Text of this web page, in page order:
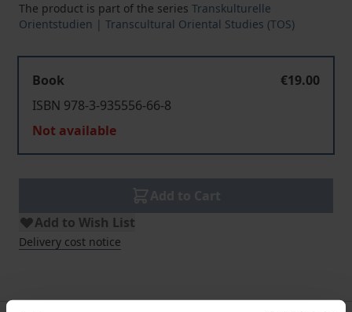
The product is part of the series Transkulturelle
Orientstudien | Transcultural Oriental Studies (TOS)
Book
€19.00
ISBN 978-3-935556-66-8
Not available
Add to Wish List
Delivery cost notice